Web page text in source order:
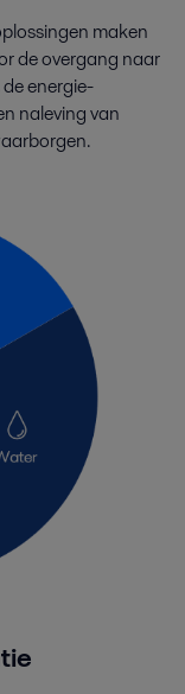
maken
de overgang naar
energie-
naleving van